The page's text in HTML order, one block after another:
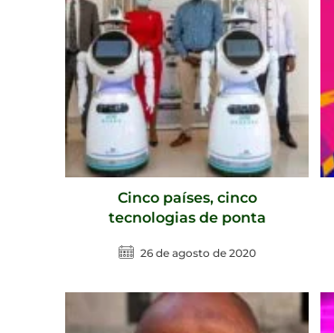
Cinco países, cinco
tecnologias de ponta
26 de agosto de 2020